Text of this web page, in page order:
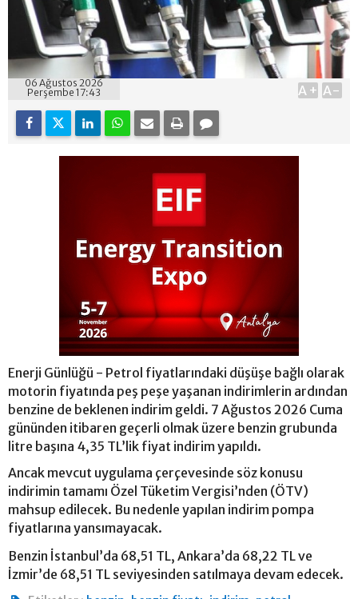
06 Ağustos 2026
Perşembe 17:43
A+ A-
Enerji Günlüğü - Petrol fiyatlarındaki düşüşe bağlı olarak
motorin fiyatında peş peşe yaşanan indirimlerin ardından
benzine de beklenen indirim geldi. 7 Ağustos 2026 Cuma
gününden itibaren geçerli olmak üzere benzin grubunda
litre başına 4,35 TL’lik fiyat indirim yapıldı.
Ancak mevcut uygulama çerçevesinde söz konusu
indirimin tamamı Özel Tüketim Vergisi’nden (ÖTV)
mahsup edilecek. Bu nedenle yapılan indirim pompa
fiyatlarına yansımayacak.
Benzin İstanbul’da 68,51 TL, Ankara’da 68,22 TL ve
İzmir’de 68,51 TL seviyesinden satılmaya devam edecek.